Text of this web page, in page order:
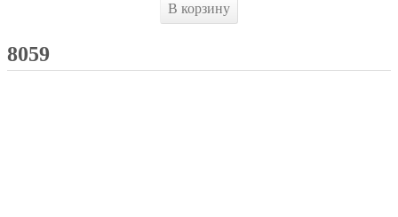
В корзину
8059